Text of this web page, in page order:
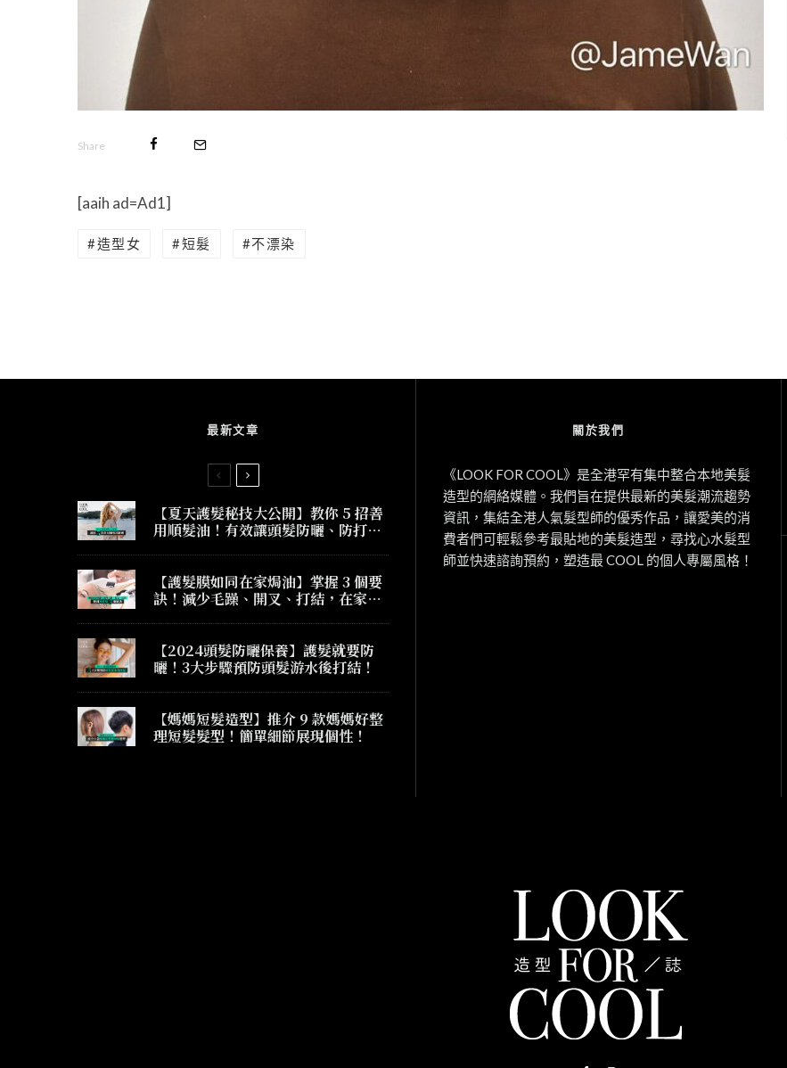
Share
[aaih ad=Ad1]
造型女 短髮 不漂染
最新文章
【夏天護髮秘技大公開】教你 5 招善
用順髮油！有效讓頭髮防曬、防打
【護髮膜如同在家焗油】掌握 3 個要
訣！減少毛躁、開叉、打結，在家護
【2024頭髮防曬保養】護髮就要防
曬！3大步驟預防頭髮游水後打結！
【媽媽短髮造型】推介 9 款媽媽好整
理短髮髮型！簡單細節展現個性！
關於我們
《LOOK FOR COOL》是全港罕有集中整合本地美髮
造型的網絡媒體。我們旨在提供最新的美髮潮流趨勢
資訊，集結全港人氣髮型師的優秀作品，讓愛美的消
費者們可輕鬆參考最貼地的美髮造型，尋找心水髮型
師並快速諮詢預約，塑造最 COOL 的個人專屬風格！